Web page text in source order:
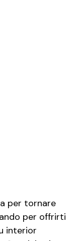
per tornare
per offrirti
interior